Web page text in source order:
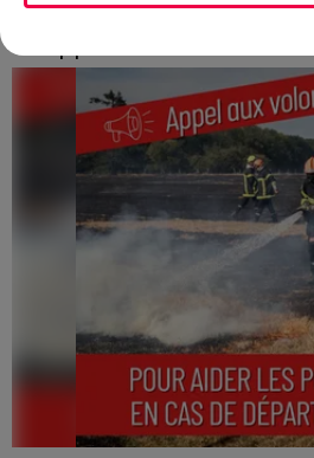
Incendie de Vagney : la
un appel à témoins
Le feu, parti d'une haie avant
quartier résidentiel, avait
contraint à l'évacuation d'une